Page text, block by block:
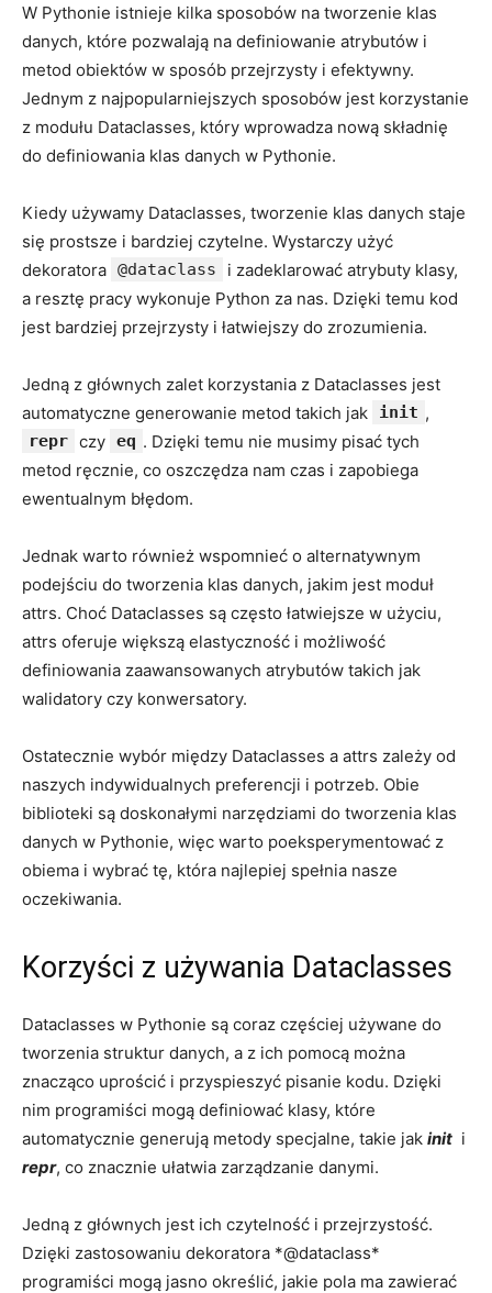
W ​Pythonie istnieje kilka ‌sposobów na ‌tworzenie klas
‍danych, które pozwalają na definiowanie atrybutów i‌
metod obiektów‌ w sposób przejrzysty ⁢i efektywny.
Jednym ⁢z najpopularniejszych‌ sposobów jest korzystanie
z modułu Dataclasses,⁤ który wprowadza nową składnię
do definiowania klas danych w⁢ Pythonie.
Kiedy używamy Dataclasses, ⁢tworzenie klas danych staje⁢
się prostsze ​i ​bardziej czytelne. ‌Wystarczy użyć
dekoratora @dataclass
i zadeklarować atrybuty​ klasy,
a resztę⁢ pracy wykonuje Python za ⁢nas. ​Dzięki ⁣temu kod
jest bardziej przejrzysty ‍i łatwiejszy ​do zrozumienia.
Jedną ⁣z⁢ głównych zalet korzystania z Dataclasses ‌jest
automatyczne generowanie metod takich jak⁤
init ,​
repr czy eq . Dzięki‌ temu nie musimy ‌pisać tych
metod ręcznie, co ​oszczędza nam czas i zapobiega
ewentualnym⁢ błędom.
Jednak warto⁢ również wspomnieć o alternatywnym
podejściu do ‍tworzenia klas danych, ⁢jakim ‍jest moduł
‌attrs. Choć Dataclasses⁤ są często łatwiejsze⁤ w użyciu,
attrs oferuje większą elastyczność i ⁤możliwość
definiowania​ zaawansowanych‌ atrybutów takich jak
walidatory czy konwersatory.
Ostatecznie wybór między Dataclasses⁣ a attrs zależy ⁤od
naszych indywidualnych preferencji i ‍potrzeb.⁢ Obie
biblioteki są doskonałymi ​narzędziami do tworzenia ​klas
danych w​ Pythonie, ‌więc⁤ warto poeksperymentować z
‌obiema ‍i wybrać⁤ tę, która najlepiej spełnia nasze
oczekiwania.
Korzyści​ z używania‍ Dataclasses
Dataclasses w ⁣Pythonie ‍są coraz częściej używane⁣ do
tworzenia​ struktur danych, a z ich ‍pomocą można
znacząco uprościć i przyspieszyć pisanie kodu. ⁣Dzięki
nim programiści mogą definiować klasy, które
automatycznie generują metody specjalne, takie jak init ‌ i ⁢
repr, co znacznie ułatwia zarządzanie‍ danymi.
Jedną z głównych jest ich czytelność i przejrzystość.
Dzięki zastosowaniu⁣ dekoratora *@dataclass*
programiści mogą⁤ jasno określić, jakie pola ma zawierać